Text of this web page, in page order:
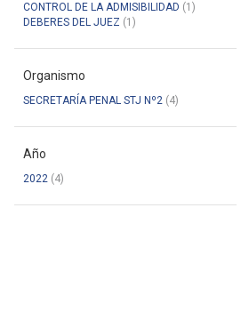
CONTROL DE LA ADMISIBILIDAD (1)
DEBERES DEL JUEZ (1)
Organismo
SECRETARÍA PENAL STJ Nº2 (4)
Año
2022 (4)